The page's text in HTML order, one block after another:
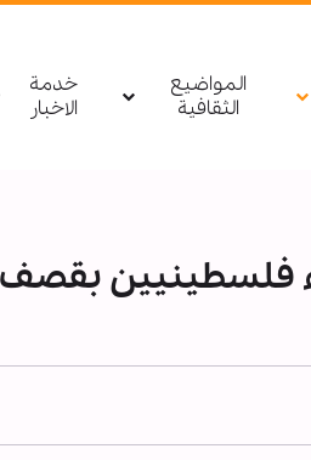
المواضيع
الثقافية
خدمة
الاخبار
جديد. 5 شهداء